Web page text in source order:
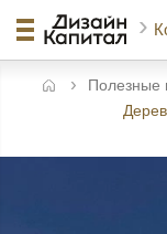
Полезные